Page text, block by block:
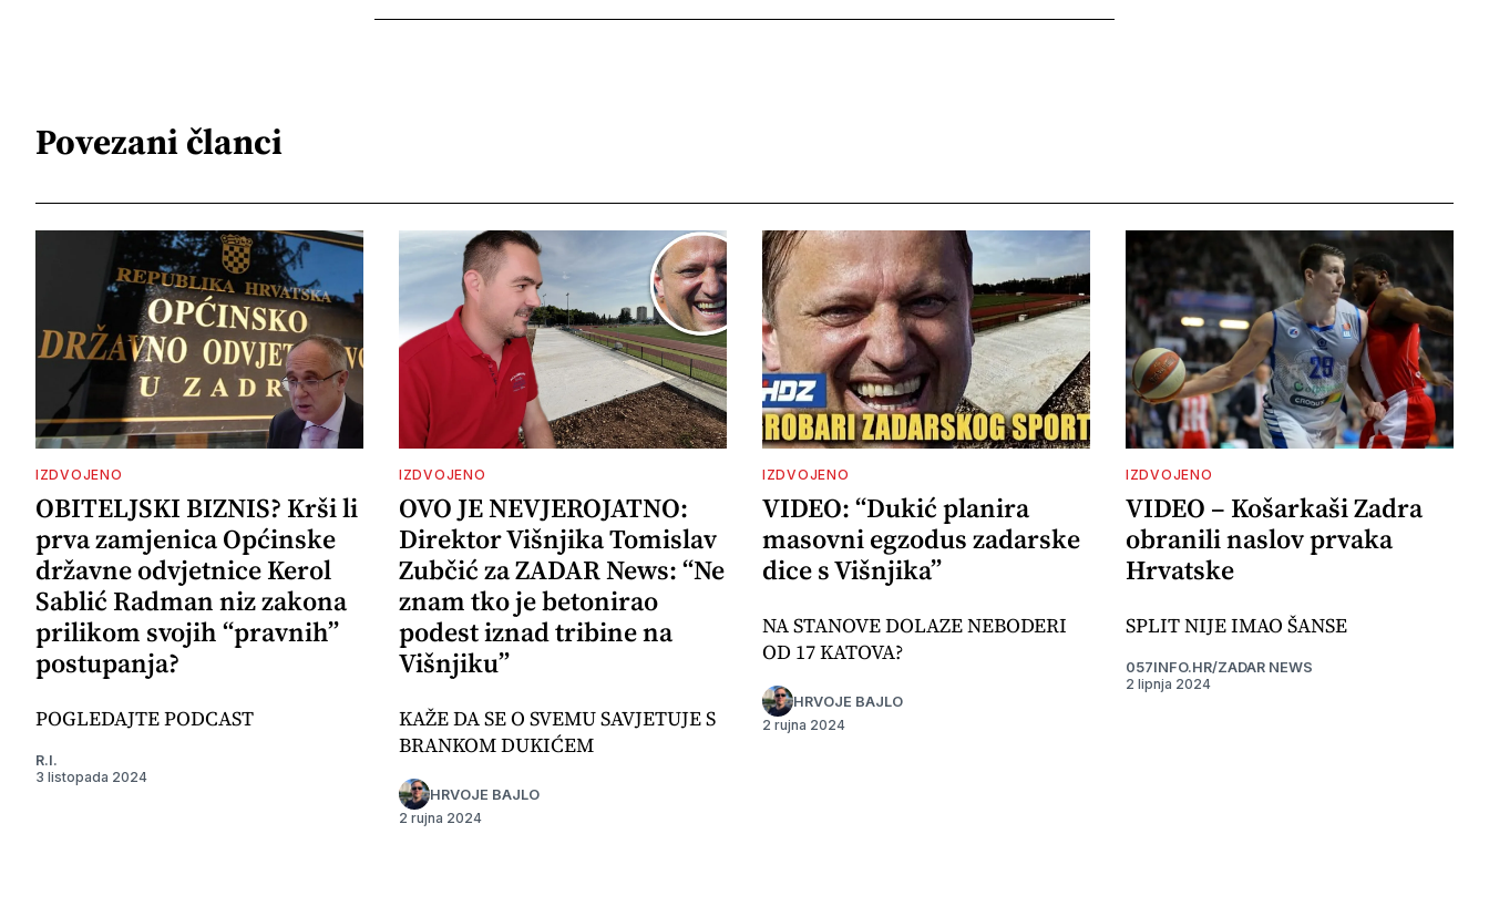
Povezani članci
IZDVOJENO
OBITELJSKI BIZNIS? Krši li
prva zamjenica Općinske
državne odvjetnice Kerol
Sablić Radman niz zakona
prilikom svojih “pravnih”
postupanja?
POGLEDAJTE PODCAST
R.I.
3 listopada 2024
IZDVOJENO
OVO JE NEVJEROJATNO:
Direktor Višnjika Tomislav
Zubčić za ZADAR News: “Ne
znam tko je betonirao
podest iznad tribine na
Višnjiku”
KAŽE DA SE O SVEMU SAVJETUJE S
BRANKOM DUKIĆEM
HRVOJE BAJLO
2 rujna 2024
IZDVOJENO
VIDEO: “Dukić planira
masovni egzodus zadarske
dice s Višnjika”
NA STANOVE DOLAZE NEBODERI
OD 17 KATOVA?
HRVOJE BAJLO
2 rujna 2024
IZDVOJENO
VIDEO – Košarkaši Zadra
obranili naslov prvaka
Hrvatske
SPLIT NIJE IMAO ŠANSE
057INFO.HR/ZADAR NEWS
2 lipnja 2024